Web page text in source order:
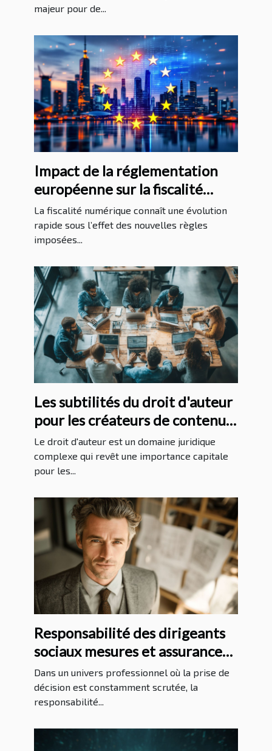
majeur pour de...
Impact de la réglementation
européenne sur la fiscalité
numérique
La fiscalité numérique connaît une évolution
rapide sous l’effet des nouvelles règles
imposées...
Les subtilités du droit d'auteur
pour les créateurs de contenu
en ligne
Le droit d'auteur est un domaine juridique
complexe qui revêt une importance capitale
pour les...
Responsabilité des dirigeants
sociaux mesures et assurances
pour se protéger
Dans un univers professionnel où la prise de
décision est constamment scrutée, la
responsabilité...